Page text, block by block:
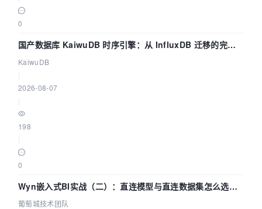
0
国产数据库 KaiwuDB 时序引擎：从 InfluxDB 迁移的完整
技术路径
KaiwuDB
2026-08-07
198
0
Wyn嵌入式BI实战（二）：直连模型与直连数据集怎么选，
参数为什么不生效？| 葡萄城技术团队
葡萄城技术团队